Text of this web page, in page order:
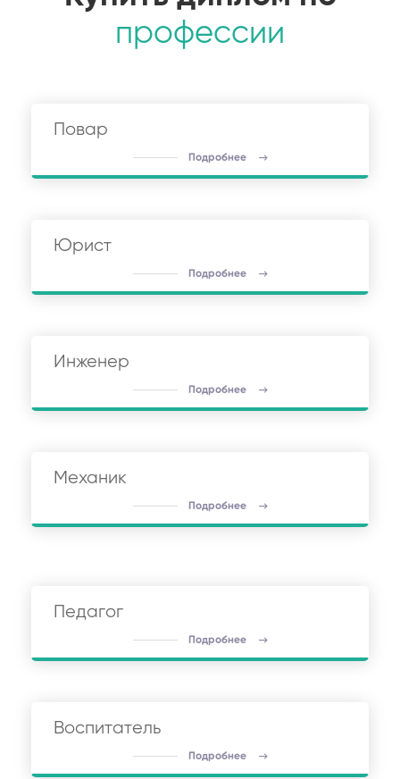
профессии
Повар
Подробнее
Юрист
Подробнее
Инженер
Подробнее
Механик
Подробнее
Педагог
Подробнее
Воспитатель
Подробнее